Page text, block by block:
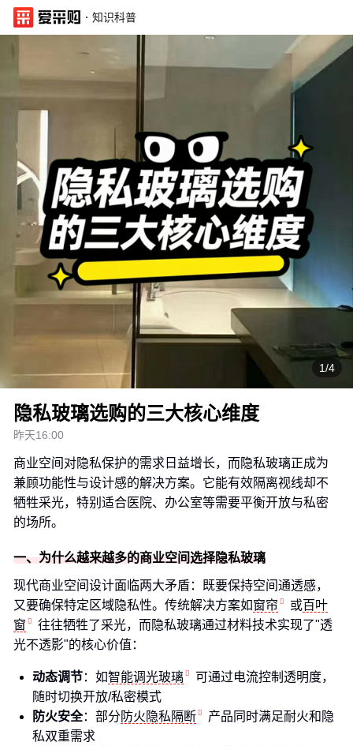
· 知识科普
1/4
隐私玻璃选购的三大核心维度
昨天16:00
商业空间对隐私保护的需求日益增长，而隐私玻璃正成为
兼顾功能性与设计感的解决方案。它能有效隔离视线却不
牺牲采光，特别适合医院、办公室等需要平衡开放与私密
的场所。
一、为什么越来越多的商业空间选择隐私玻璃
现代商业空间设计面临两大矛盾：既要保持空间通透感，
又要确保特定区域隐私性。传统解决方案如窗帘 或百叶
窗
往往牺牲了采光，而隐私玻璃通过材料技术实现了"透
光不透影"的核心价值：
动态调节：如智能调光玻璃
可通过电流控制透明度，
随时切换开放/私密模式
防火安全：部分 防火隐私隔断
产品同时满足耐火和隐
私双重需求